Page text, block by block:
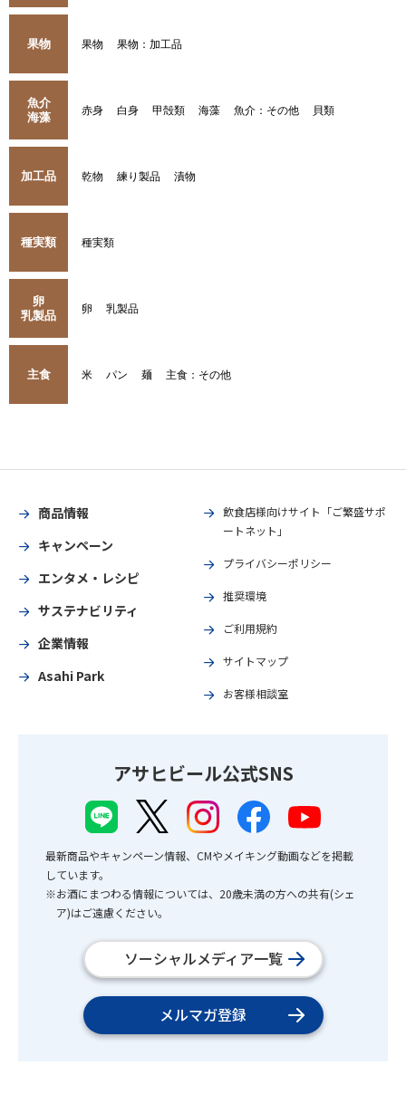
果物 果物 果物：加工品
魚介
海藻
赤身 白身 甲殻類 海藻 魚介：その他 貝類
加工品 乾物 練り製品 漬物
種実類 種実類
卵
乳製品
卵 乳製品
主食 米 パン 麺 主食：その他
商品情報
キャンペーン
エンタメ・レシピ
サステナビリティ
企業情報
Asahi Park
飲食店様向けサイト「ご繁盛サポ
ートネット」
プライバシーポリシー
推奨環境
ご利用規約
サイトマップ
お客様相談室
アサヒビール公式SNS
最新商品やキャンペーン情報、CMやメイキング動画などを掲載
しています。
※お酒にまつわる情報については、20歳未満の方への共有(シェ
ア)はご遠慮ください。
ソーシャルメディア一覧
メルマガ登録